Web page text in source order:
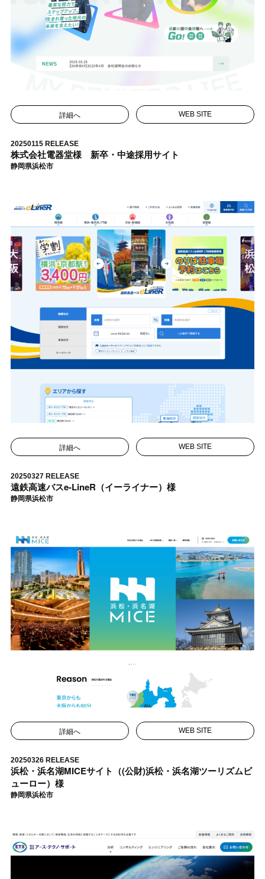
詳細へ WEB SITE
20250115 RELEASE
株式会社電器堂様 新卒・中途採用サイト
静岡県浜松市
詳細へ WEB SITE
20250327 RELEASE
遠鉄高速バスe-LineR（イーライナー）様
静岡県浜松市
詳細へ WEB SITE
20250326 RELEASE
浜松・浜名湖MICEサイト（(公財)浜松・浜名湖ツーリズムビ
ューロー）様
静岡県浜松市